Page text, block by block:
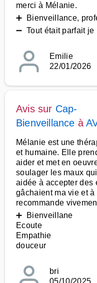
merci à Mélanie.
➕ Bienveillance,
➖ Tout était parfait
Emilie
22/01/2026
Avis sur Cap-
Bienveillance à
Mélanie est une
et humaine. Elle
aider et met en
soulager les maux
aidée à accepter des
gâchaient ma vie et
recommande
➕ Bienveillane
Ecoute
Empathie
douceur
bri
05/10/2025